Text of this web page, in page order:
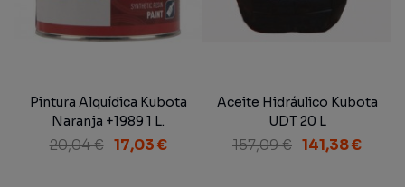
Pintura Alquídica Kubota
Naranja +1989 1 L.
20,04 € 17,03 €
Aceite Hidráulico Kubota
UDT 20 L
157,09 € 141,38 €